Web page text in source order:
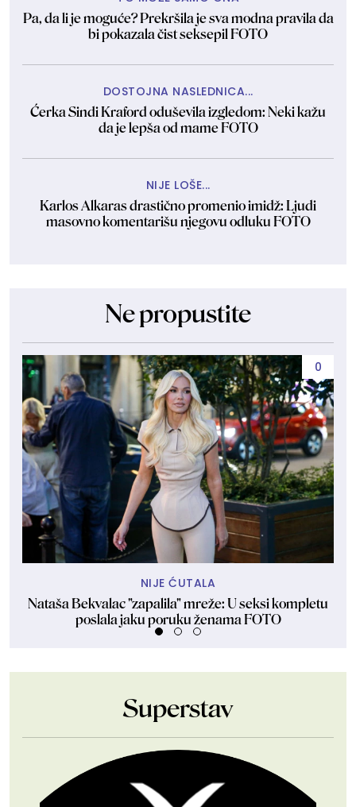
Pa, da li je moguće? Prekršila je sva modna pravila da
bi pokazala čist seksepil FOTO
DOSTOJNA NASLEDNICA...
Ćerka Sindi Kraford oduševila izgledom: Neki kažu
da je lepša od mame FOTO
NIJE LOŠE...
Karlos Alkaras drastično promenio imidž: Ljudi
masovno komentarišu njegovu odluku FOTO
Ne propustite
0
NIJE ĆUTALA
Nataša Bekvalac "zapalila" mreže: U seksi kompletu
poslala jaku poruku ženama FOTO
Superstav